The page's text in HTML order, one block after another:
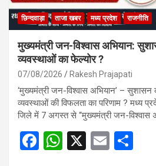
छिन्दवाड़ा ताजा खबर मध्य प्रदेश राजनीति
मुख्यमंत्री जन-विश्वास अभियान:
व्यवस्थाओं का फेल्योर ?
07/08/2026 Rakesh Prajapati
‘मुख्यमंत्री जन-विश्वास अभियान’ – सुशासन
व्यवस्थाओं की विफलता का परिणाम ? मध्य
जिले में 7 अगस्त से “मुख्यमंत्री जन-विश्वास
F
W X
E